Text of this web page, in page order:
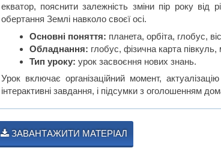
екватор, пояснити залежність зміни пір року від
обертання Землі навколо своєї осі.
Основні поняття: планета, орбіта, глобус,
Обладнання: глобус, фізична карта
Тип уроку: урок засвоєння нових знань.
Урок включає організаційний момент,
інтерактивні завдання, і підсумки з оголошенням
ЗАВАНТАЖИТИ МАТЕРІАЛ